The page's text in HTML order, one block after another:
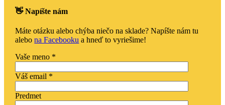
👋 Napíšte nám
Máte otázku alebo chýba niečo na sklade? Napíšte nám tu
alebona Facebooku a hneď to vyriešime!
Vaše meno *
Váš email *
Predmet